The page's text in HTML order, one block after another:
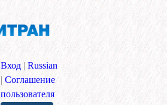
Вход | Russian
| Соглашение
пользователя